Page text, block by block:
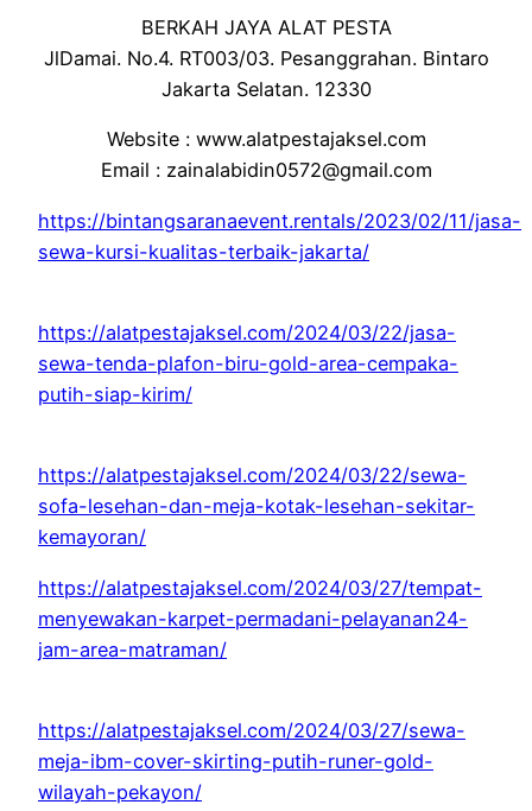
BERKAH JAYA ALAT PESTA
JlDamai. No.4. RT003/03. Pesanggrahan. Bintaro
Jakarta Selatan. 12330
Website : www.alatpestajaksel.com
Email : zainalabidin0572@gmail.com
https://bintangsaranaevent.rentals/2023/02/11/jasa-
sewa-kursi-kualitas-terbaik-jakarta/
https://alatpestajaksel.com/2024/03/22/jasa-
sewa-tenda-plafon-biru-gold-area-cempaka-
putih-siap-kirim/
https://alatpestajaksel.com/2024/03/22/sewa-
sofa-lesehan-dan-meja-kotak-lesehan-sekitar-
kemayoran/
https://alatpestajaksel.com/2024/03/27/tempat-
menyewakan-karpet-permadani-pelayanan24-
jam-area-matraman/
https://alatpestajaksel.com/2024/03/27/sewa-
meja-ibm-cover-skirting-putih-runer-gold-
wilayah-pekayon/